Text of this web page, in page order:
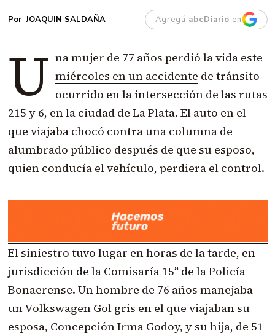
JOAQUIN SALDAÑA Agregá abcDiario en
U na mujer de 77 años perdió la vida este
miércoles en un accidente de tránsito
ocurrido en la intersección de las rutas
215 y 6, en la ciudad de La Plata. El auto en el
que viajaba chocó contra una columna de
alumbrado público después de que su esposo,
quien conducía el vehículo, perdiera el control.
El siniestro tuvo lugar en horas de la tarde, en
jurisdicción de la Comisaría 15ª de la Policía
Bonaerense. Un hombre de 76 años manejaba
un Volkswagen Gol gris en el que viajaban su
esposa, Concepción Irma Godoy, y su hija, de 51